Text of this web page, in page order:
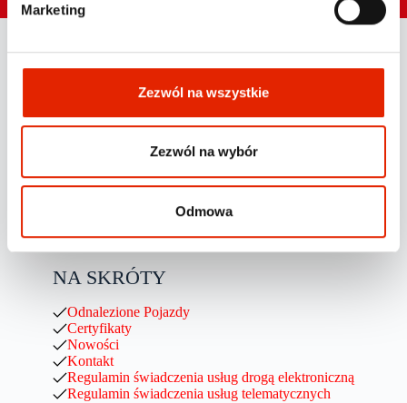
y
Marketing
Zezwól na wszystkie
Zezwól na wybór
Odmowa
ul. Pileckiego 63
02-781 Warszawa
po****@****et.pl
+48226768374
NA SKRÓTY
Odnalezione Pojazdy
Certyfikaty
Nowości
Kontakt
Regulamin świadczenia usług drogą elektroniczną
Regulamin świadczenia usług telematycznych